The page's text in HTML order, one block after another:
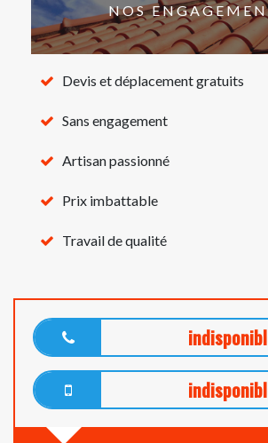
NOS
Devis et déplacement gratuits
Sans engagement
Artisan passionné
Prix imbattable
Travail de qualité